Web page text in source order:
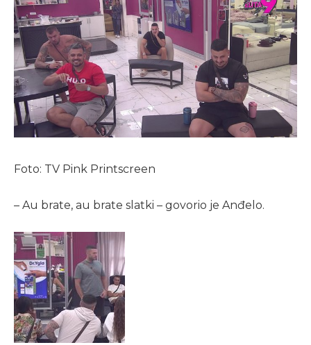
Foto: TV Pink Printscreen
– Au brate, au brate slatki – govorio je Anđelo.